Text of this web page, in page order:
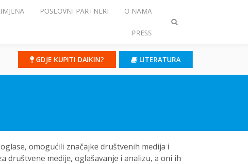
Prebaci
POSLOVNI PARTNERI O NAMA
PRESS
GDJE KUPITI DAIKIN? LITERATURA
omogućili značajke društvenih medija i
medije, oglašavanje i analizu, a oni ih